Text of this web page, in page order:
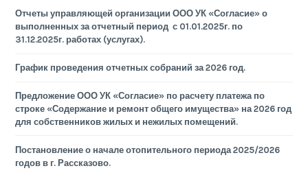
Отчеты управляющей организации ООО УК «Согласие» о
выполненных за отчетный период с 01.01.2025г. по
31.12.2025г. работах (услугах).
График проведения отчетных собраний за 2026 год.
Предложение ООО УК «Согласие» по расчету платежа по
строке «Содержание и ремонт общего имущества» на 2026 год
для собственников жилых и нежилых помещений.
Постановление о начале отопительного периода 2025/2026
годов в г. Рассказово.